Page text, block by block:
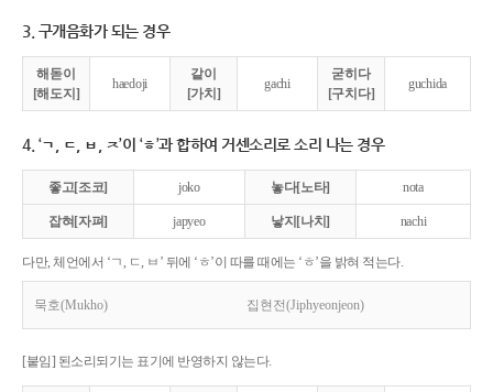
3. 구개음화가 되는 경우
해돋이
[해도지]
haedoji
같이
[가치]
gachi
굳히다
[구치다]
guchida
4. ‘ㄱ, ㄷ, ㅂ, ㅈ’이 ‘ㅎ’과 합하여 거센소리로 소리 나는 경우
좋고[조코] joko 놓다[노타] nota
잡혀[자펴] japyeo 낳지[나치] nachi
다만, 체언에서 ‘ㄱ, ㄷ, ㅂ’ 뒤에 ‘ㅎ’이 따를 때에는 ‘ㅎ’을 밝혀 적는다.
묵호(Mukho) 집현전(Jiphyeonjeon)
[붙임] 된소리되기는 표기에 반영하지 않는다.